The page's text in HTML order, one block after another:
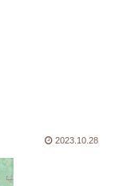
2023.10.28